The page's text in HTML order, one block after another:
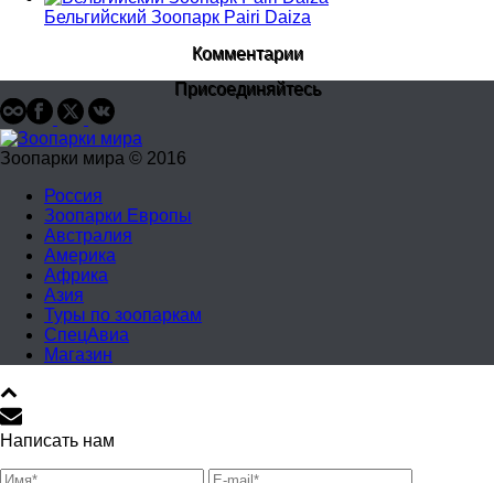
Бельгийский Зоопарк Pairi Daiza
Комментарии
Присоединяйтесь
Зоопарки мира © 2016
Россия
Зоопарки Европы
Австралия
Америка
Африка
Азия
Туры по зоопаркам
СпецАвиа
Магазин
Написать нам